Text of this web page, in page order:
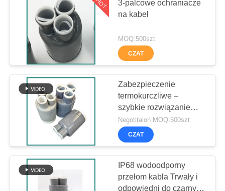
SKONTAKTUJ
NAMI
NOWOŚCI
SPRAWY
BLOGU
Silikonowa rura
termokurczliwa
Akcesoria do kabli
termokurczliwych
109
HOT
3-palcowe ochraniacze
na kabel
MOQ:500szt
CZAT
Zabezpieczenie
termokurczliwe –
szybkie rozwiązanie
zabezpieczające dla
podstacji średniego i
niskiego napięcia
Negotitaion MOQ:500szt
CZAT
IP68 wodoodporny
przełom kabla Trwały i
odpowiedni do czarnych